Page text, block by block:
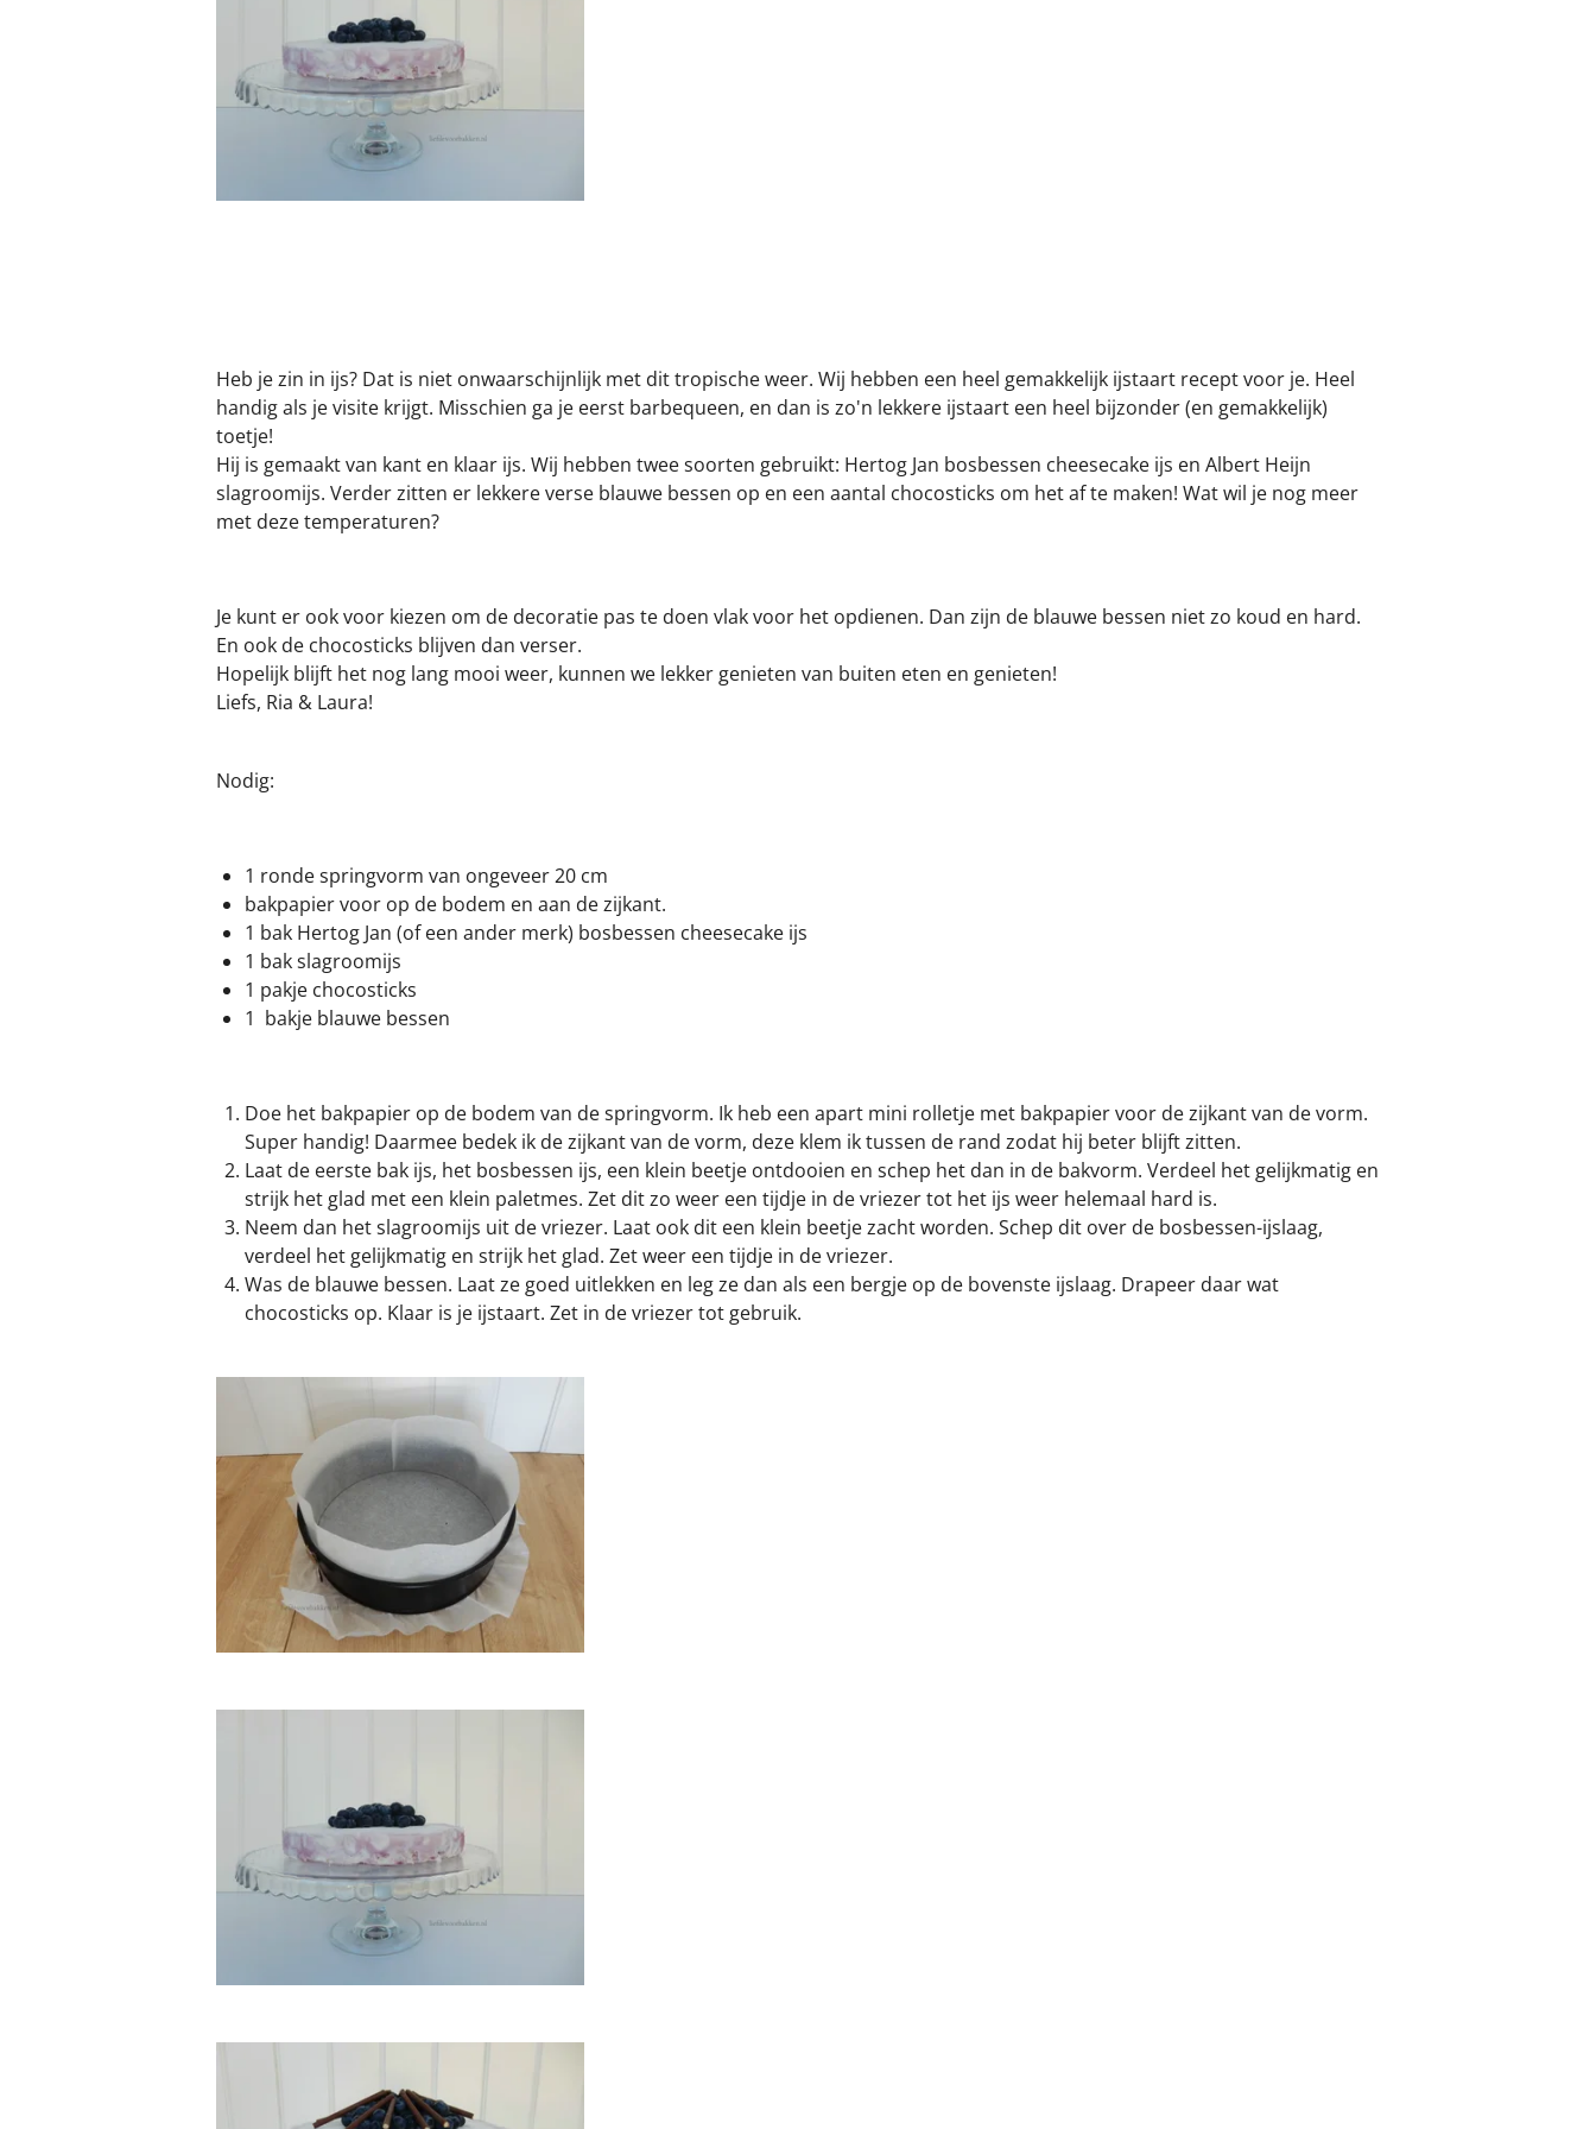
Heb je zin in ijs? Dat is niet onwaarschijnlijk met dit tropische weer. Wij hebben een heel gemakkelijk ijstaart recept voor je. Heel
handig als je visite krijgt. Misschien ga je eerst barbequeen, en dan is zo'n lekkere ijstaart een heel bijzonder (en gemakkelijk)
toetje!
Hij is gemaakt van kant en klaar ijs. Wij hebben twee soorten gebruikt: Hertog Jan bosbessen cheesecake ijs en Albert Heijn
slagroomijs. Verder zitten er lekkere verse blauwe bessen op en een aantal chocosticks om het af te maken! Wat wil je nog meer
met deze temperaturen?
Je kunt er ook voor kiezen om de decoratie pas te doen vlak voor het opdienen. Dan zijn de blauwe bessen niet zo koud en hard.
En ook de chocosticks blijven dan verser.
Hopelijk blijft het nog lang mooi weer, kunnen we lekker genieten van buiten eten en genieten!
Liefs, Ria & Laura!
Nodig:
1 ronde springvorm van ongeveer 20 cm
bakpapier voor op de bodem en aan de zijkant.
1 bak Hertog Jan (of een ander merk) bosbessen cheesecake ijs
1 bak slagroomijs
1 pakje chocosticks
1 bakje blauwe bessen
Doe het bakpapier op de bodem van de springvorm. Ik heb een apart mini rolletje met bakpapier voor de zijkant van de vorm.
Super handig! Daarmee bedek ik de zijkant van de vorm, deze klem ik tussen de rand zodat hij beter blijft zitten.
Laat de eerste bak ijs, het bosbessen ijs, een klein beetje ontdooien en schep het dan in de bakvorm. Verdeel het gelijkmatig en
strijk het glad met een klein paletmes. Zet dit zo weer een tijdje in de vriezer tot het ijs weer helemaal hard is.
Neem dan het slagroomijs uit de vriezer. Laat ook dit een klein beetje zacht worden. Schep dit over de bosbessen-ijslaag,
verdeel het gelijkmatig en strijk het glad. Zet weer een tijdje in de vriezer.
Was de blauwe bessen. Laat ze goed uitlekken en leg ze dan als een bergje op de bovenste ijslaag. Drapeer daar wat
chocosticks op. Klaar is je ijstaart. Zet in de vriezer tot gebruik.